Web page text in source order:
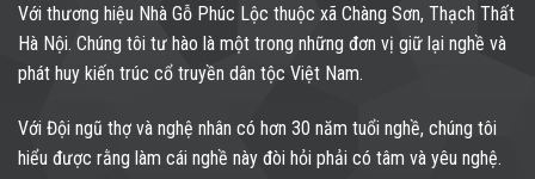
Với thương hiệu Nhà Gỗ Phúc Lộc thuộc xã Chàng Sơn, Thạch Thất
Hà Nội. Chúng tôi tư hào là một trong những đơn vị giữ lại nghề và
phát huy kiến trúc cổ truyền dân tộc Việt Nam.
Với Đội ngũ thợ và nghệ nhân có hơn 30 năm tuổi nghề, chúng tôi
hiểu được rằng làm cái nghề này đòi hỏi phải có tâm và yêu nghệ.